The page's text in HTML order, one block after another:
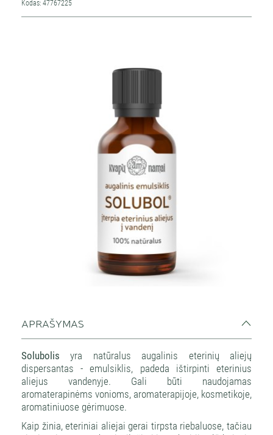
Kodas: 47767225
APRAŠYMAS
Solubolis yra natūralus augalinis eterinių aliejų
dispersantas - emulsiklis, padeda ištirpinti eterinius
aliejus vandenyje. Gali būti naudojamas
aromaterapinėms vonioms, aromaterapijoje, kosmetikoje,
aromatiniuose gėrimuose.
Kaip žinia, eteriniai aliejai gerai tirpsta riebaluose, tačiau